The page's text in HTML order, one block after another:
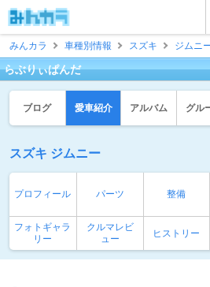
みんカラ
車種別情報 スズキ ジムニ
らぶりぃぱんだ
ブログ 愛車紹介 アルバム グル
スズキ ジムニー
プロフィール パーツ 整備
フォトギャラ
リー
クルマレビ
ュー
ヒストリー